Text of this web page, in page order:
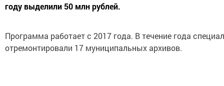
году выделили 50 млн рублей.
Программа работает с 2017 года. В течение года
отремонтировали 17 муниципальных архивов.